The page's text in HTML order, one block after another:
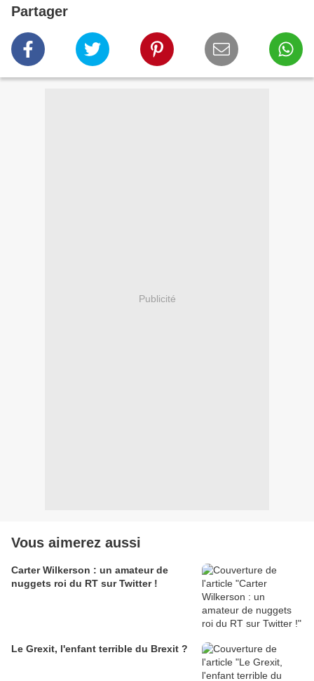
Partager
Publicité
Vous aimerez aussi
Carter Wilkerson : un amateur de
nuggets roi du RT sur Twitter !
Le Grexit, l'enfant terrible du Brexit ?